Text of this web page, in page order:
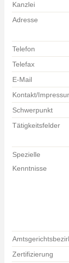
Kanzlei
Adresse
Telefon
Telefax
E-Mail
Kontakt/
Schwerpunkt
Tätigkeitsfelder
Spezielle
Kenntnisse
Zertifizierung